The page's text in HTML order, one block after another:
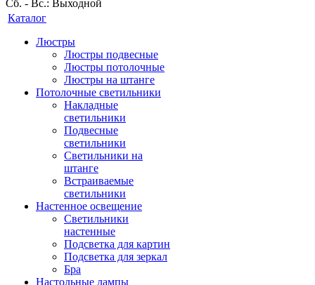
Сб. - Вс.: Выходной
Каталог
Люстры
Люстры подвесные
Люстры потолочные
Люстры на штанге
Потолочные светильники
Накладные
светильники
Подвесные
светильники
Светильники на
штанге
Встраиваемые
светильники
Настенное освещение
Светильники
настенные
Подсветка для картин
Подсветка для зеркал
Бра
Настольные лампы